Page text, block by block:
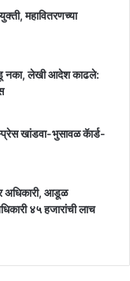
महावितरणच्या
नका, लेखी आदेश काढले:
खांडवा-भुसावळ कॅार्ड-
अधिकारी, आडूळ
४५ हजारांची लाच